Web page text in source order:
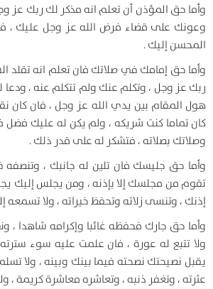
وأما حق المؤذن أن تعلم انه مذكر لك ربك عز
وعونك على قضاء فرض الله عز وجل عليك ،
المحسن إليك .
وأما حق إمامك في صلاتك فان تعلم انه تقلد
ربك عز وجل ، وتكلم عنك ولم تتكلم عنه ، ودعا
هول المقام بين يدي الله عز وجل ، فان كان
كان تماما كنت شريكه ، ولم يكن له عليك
وصلاتك بصلاته ، فتشكر له على قدر ذلك .
وأما حق جليسك فان تلين له جانبك ، وتنصفه
تقوم من مجلسك إلا بإذنه ، ومن يجلس إليك
إذنك ، وتنسى زلاته وتحفظ خيراته ، ولا تسمعه
وأما حق جارك فحفظه غائبا وإكرامه شاهدا ،
ولا تتبع له عورة ، فان علمت عليه سوء
يقبل نصيحتك نصحته فيما بينك وبينه ، ولا
عثرته ، وتغفر ذنبه ، وتعاشره معاشرة كريمة ،